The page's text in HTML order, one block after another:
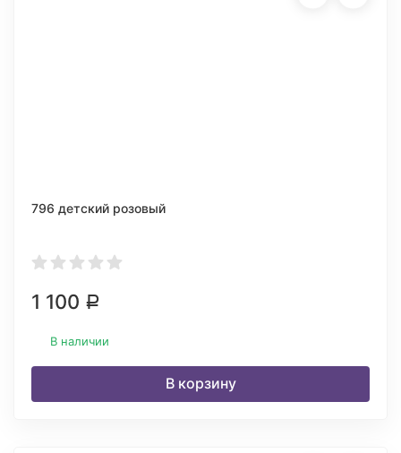
796 детский розовый
1 100 Р
В наличии
В корзину